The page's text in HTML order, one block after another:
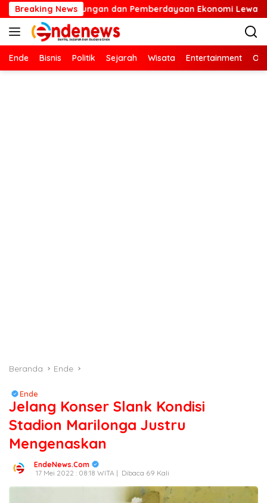
Langsung
ke
konten
Breaking News
Lingkungan dan Pemberdayaan Ekonomi Lewat
Ende Bisnis Politik Sejarah Wisata Entertainment
Beranda Ende
Ende
Jelang Konser Slank Kondisi
Stadion Marilonga Justru
Mengenaskan
EndeNews.Com
17 Mei 2022 : 08:18 WITA | Dibaca 69 Kali